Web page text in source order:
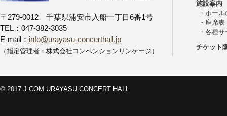
〒279-0012 千葉県浦安市入船一丁目6番1号
TEL：047-382-3035
E-mail： info@urayasu-concerthall.jp
（指定管理者：株式会社コンベンションリンケージ）
施設案内
・ ホール
・ 座席表
・ 各種サ
チケット
© 2017 J:COM URAYASU CONCERT HALL